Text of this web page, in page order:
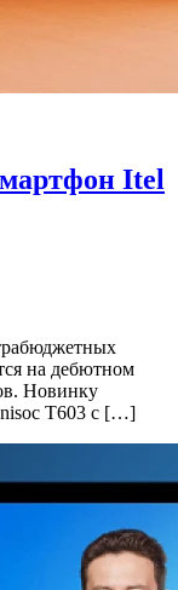
Itel
на дебютном
Новинку
T603 с […]